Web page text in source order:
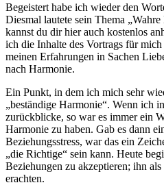
Begeistert habe ich wieder den
Diesmal lautete sein Thema
kannst du dir hier auch kostenlos
ich die Inhalte des Vortrags für
meinen Erfahrungen in Sachen
nach Harmonie.
Ein Punkt, in dem ich mich sehr
„beständige Harmonie“. Wenn ich
zurückblicke, so war es immer ein
Harmonie zu haben. Gab es dann
Beziehungsstress, war das ein
„die Richtige“ sein kann. Heute
Beziehungen zu akzeptieren; ihn
erachten.